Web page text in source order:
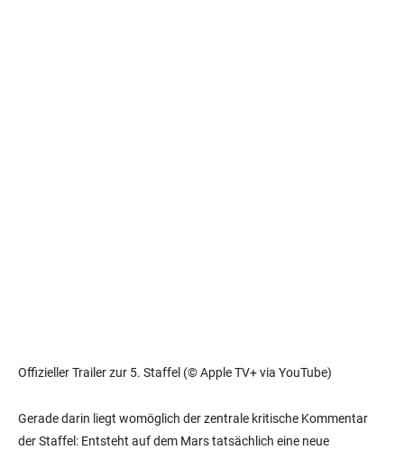
Offizieller Trailer zur 5. Staffel (© Apple TV+ via YouTube)
Gerade darin liegt womöglich der zentrale kritische Kommentar
der Staffel: Entsteht auf dem Mars tatsächlich eine neue